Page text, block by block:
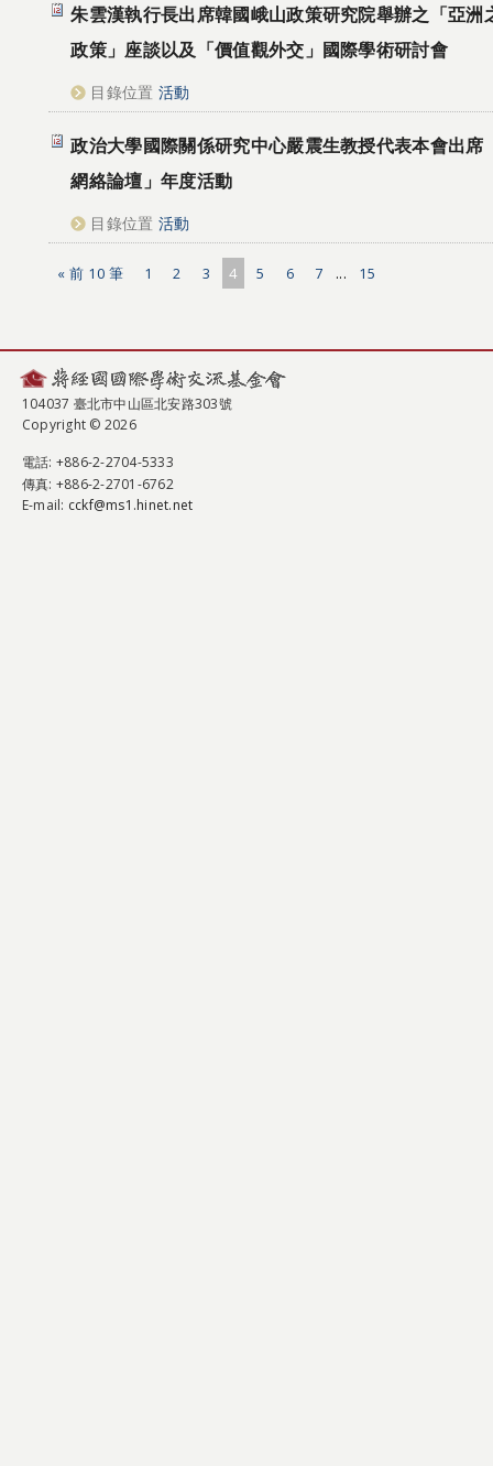
朱雲漢執行長出席韓國峨山政策研究院舉辦之「亞洲
政策」座談以及「價值觀外交」國際學術研討會
目錄位置 活動
政治大學國際關係研究中心嚴震生教授代表本會出席
網絡論壇」年度活動
目錄位置 活動
« 前 10 筆 1 2 3 4 5 6 7 ... 15
104037 臺北市中山區北安路303號
Copyright © 2026
電話: +886-2-2704-5333
傳真: +886-2-2701-6762
E-mail: cckf@ms1.hinet.net